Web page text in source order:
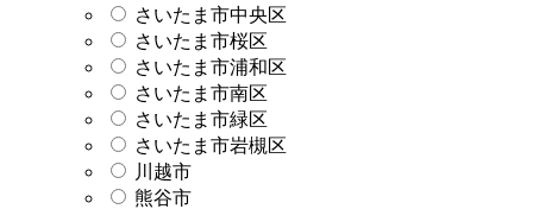
さいたま市中央区
さいたま市桜区
さいたま市浦和区
さいたま市南区
さいたま市緑区
さいたま市岩槻区
川越市
熊谷市